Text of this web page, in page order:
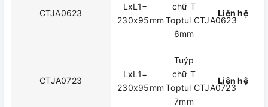
CTJA0623
LxL1=
230x95mm
chữ T
Toptul CTJA0623
6mm
Liên hệ
CTJA0723
LxL1=
230x95mm
Tuýp
chữ T
Toptul CTJA0723
7mm
Liên hệ